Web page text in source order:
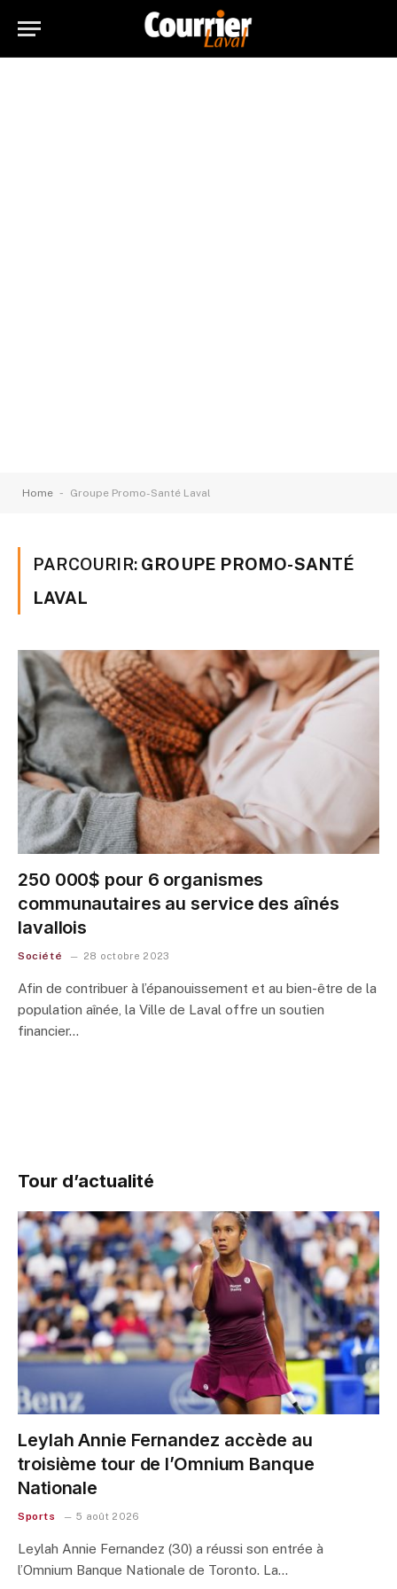
Home - Groupe Promo-Santé Laval
PARCOURIR: GROUPE PROMO-SANTÉ
LAVAL
250 000$ pour 6 organismes
communautaires au service des aînés
lavallois
Société 28 octobre 2023
Afin de contribuer à l’épanouissement et au bien-être de la
population aînée, la Ville de Laval offre un soutien
financier…
Tour d’actualité
Leylah Annie Fernandez accède au
troisième tour de l’Omnium Banque
Nationale
Sports 5 août 2026
Leylah Annie Fernandez (30) a réussi son entrée à
l’Omnium Banque Nationale de Toronto. La…